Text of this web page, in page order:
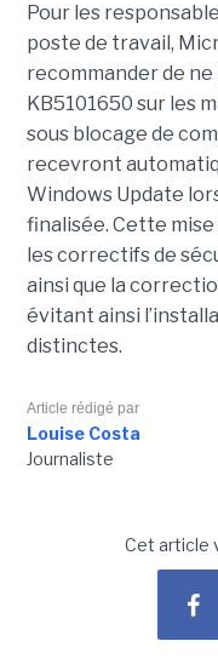
Pour les
poste de travail,
recommander de
KB5101650 sur les
sous blocage de
recevront
Windows Update
finalisée. Cette
les correctifs de
ainsi que la
évitant ainsi
distinctes.
Article rédigé par
Louise Costa
Journaliste
Cet article